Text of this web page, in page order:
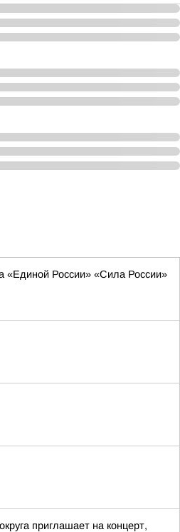
«Единой России» «Сила России»
приглашает на концерт,